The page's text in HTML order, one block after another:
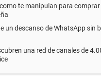
como te manipulan para
un descanso de WhatsApp sin
una red de canales de